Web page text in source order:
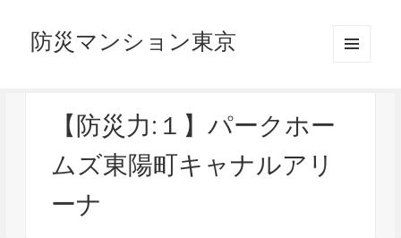
防災マンション東京
【防災力:１】パークホー
ムズ東陽町キャナルアリ
ーナ